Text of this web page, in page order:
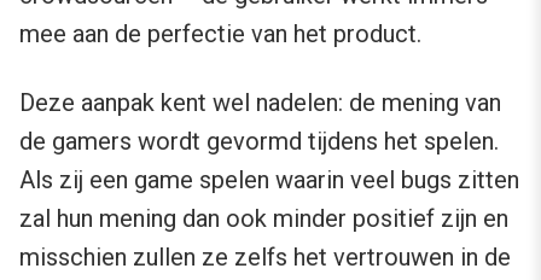
mee aan de perfectie van het product.
Deze aanpak kent wel nadelen: de mening van
de gamers wordt gevormd tijdens het spelen.
Als zij een game spelen waarin veel bugs zitten
zal hun mening dan ook minder positief zijn en
misschien zullen ze zelfs het vertrouwen in de